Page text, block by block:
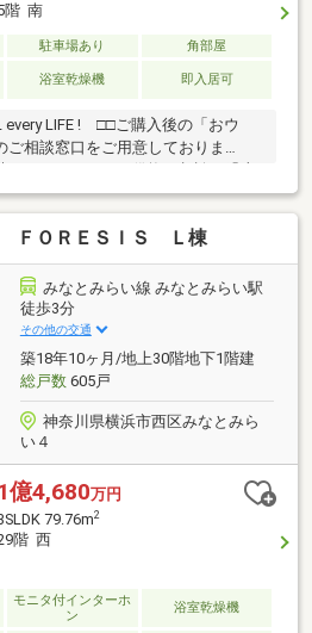
階 南
駐車場あり
角部屋
浴室乾燥機 即入居可
ご相談窓口をご用意しておりま
のリスクヘッジ、借換え相談、繰上
、各種保険の見直し・・・etc・おウ
期点検、駆け付けサービス・・・etc
地をご覧下さいませ。物件の詳細に
望のお客様は下記番号までお気軽に
問い合わせ専用フリーダイヤル ：０
００３
ＦＯＲＥＳＩＳ Ｌ棟
みなとみらい線 みなとみらい駅
徒歩3分
その他の交通
築18年10ヶ月/地上30階地下1階建
総戸数605戸
神奈川県横浜市西区みなとみら
い４
1億4,680万円
79.76m2
階 西
モニタ付インターホ
ン
浴室乾燥機